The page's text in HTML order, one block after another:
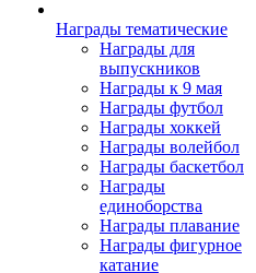
Награды тематические
Награды для
выпускников
Награды к 9 мая
Награды футбол
Награды хоккей
Награды волейбол
Награды баскетбол
Награды
единоборства
Награды плавание
Награды фигурное
катание